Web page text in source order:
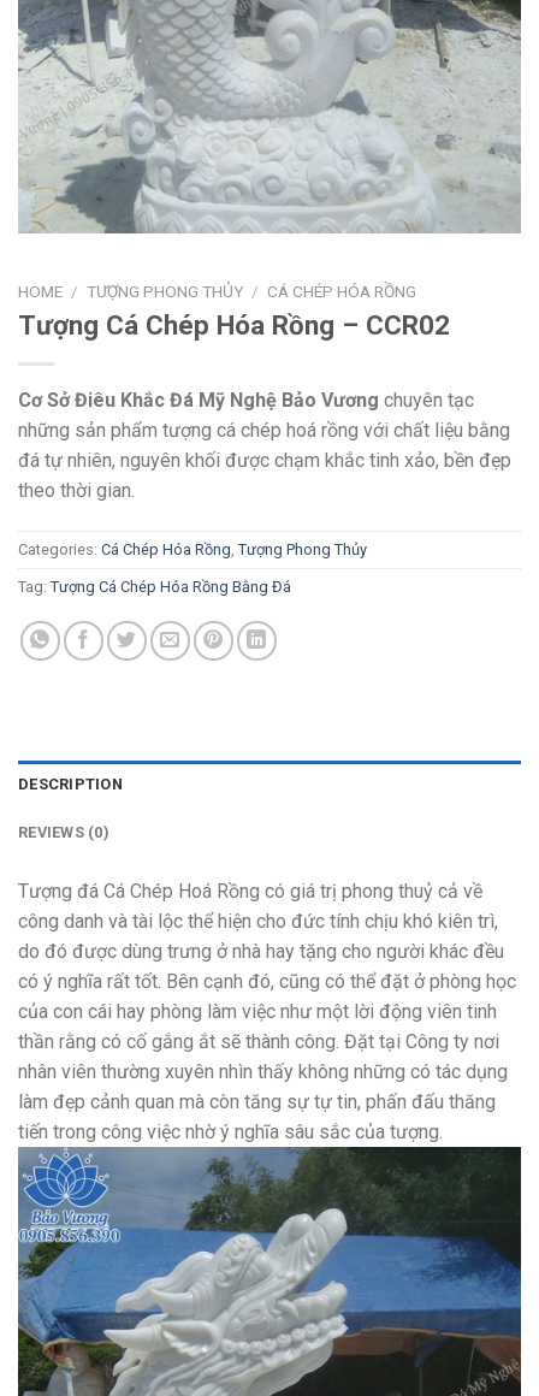
HOME / TƯỢNG PHONG THỦY / CÁ CHÉP HÓA RỒNG
Tượng Cá Chép Hóa Rồng – CCR02
Cơ Sở Điêu Khắc Đá Mỹ Nghệ Bảo Vương chuyên tạc
những sản phẩm tượng cá chép hoá rồng với chất liệu bằng
đá tự nhiên, nguyên khối được chạm khắc tinh xảo, bền đẹp
theo thời gian.
Categories: Cá Chép Hóa Rồng, Tượng Phong Thủy
Tag: Tượng Cá Chép Hóa Rồng Bằng Đá
DESCRIPTION
REVIEWS (0)
Tượng đá Cá Chép Hoá Rồng có giá trị phong thuỷ cả về
công danh và tài lộc thể hiện cho đức tính chịu khó kiên trì,
do đó được dùng trưng ở nhà hay tặng cho người khác đều
có ý nghĩa rất tốt. Bên cạnh đó, cũng có thể đặt ở phòng học
của con cái hay phòng làm việc như một lời động viên tinh
thần rằng có cố gắng ắt sẽ thành công. Đặt tại Công ty nơi
nhân viên thường xuyên nhìn thấy không những có tác dụng
làm đẹp cảnh quan mà còn tăng sự tự tin, phấn đấu thăng
tiến trong công việc nhờ ý nghĩa sâu sắc của tượng.